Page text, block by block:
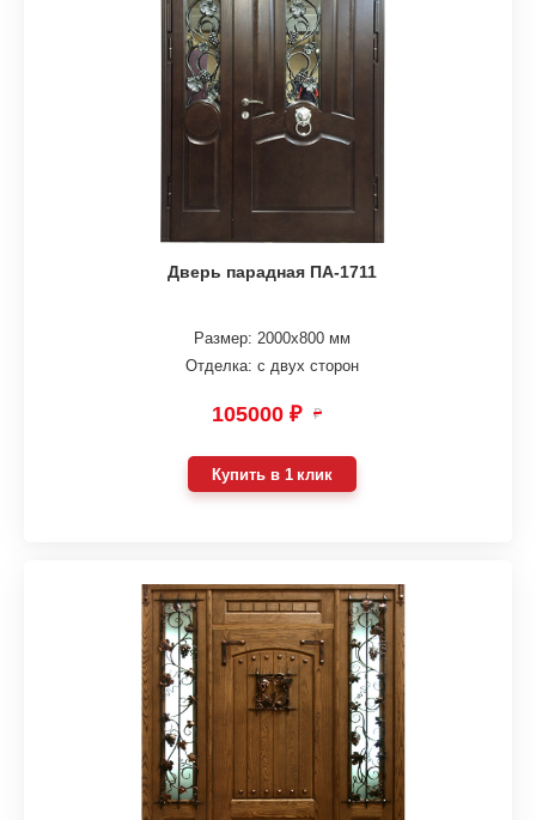
Дверь парадная ПА-1711
Размер: 2000х800 мм
Отделка: с двух сторон
105000 ₽ ₽
Купить в 1 клик